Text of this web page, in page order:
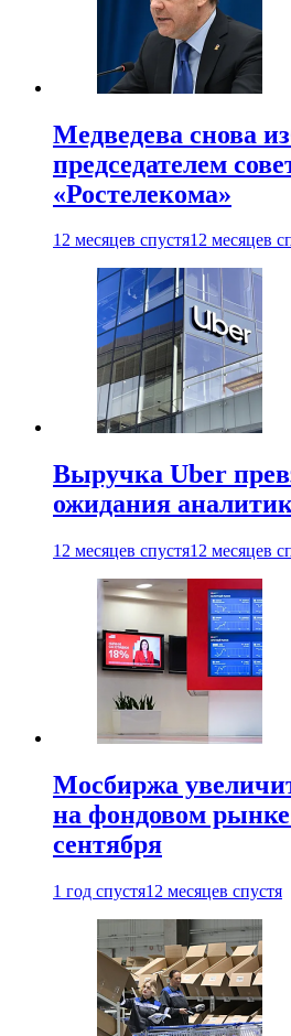
Медведева снова
председателем
«Ростелекома»
12 месяцев спустя12 месяцев
Выручка Uber
ожидания
12 месяцев спустя12 месяцев
Мосбиржа
на фондовом
сентября
1 год спустя12 месяцев спустя